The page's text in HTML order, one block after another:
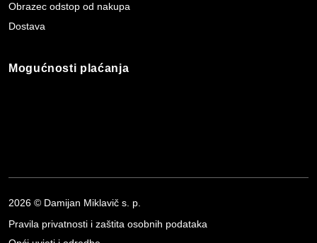
Obrazec odstop od nakupa
Dostava
Mogućnosti plaćanja
2026 © Damijan Miklavič s. p.
Pravila privatnosti i zaštita osobnih podataka